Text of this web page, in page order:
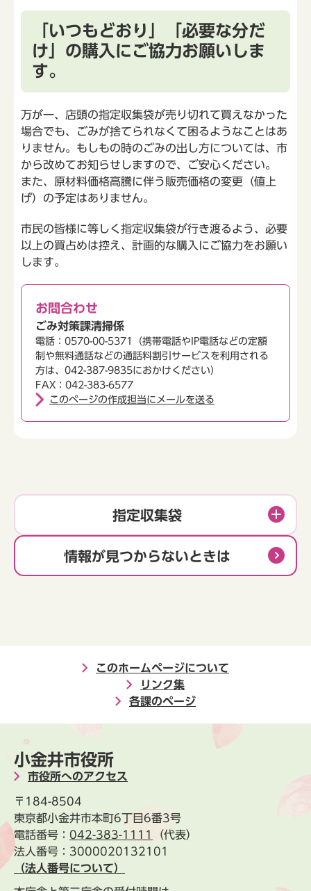
「いつもどおり」「必要な分だ
け」の購入にご協力お願いしま
す。
万が一、店頭の指定収集袋が売り切れて買えなかった
場合でも、ごみが捨てられなくて困るようなことはあ
りません。もしもの時のごみの出し方については、市
から改めてお知らせしますので、ご安心ください。
また、原材料価格高騰に伴う販売価格の変更（値上
げ）の予定はありません。
市民の皆様に等しく指定収集袋が行き渡るよう、必要
以上の買占めは控え、計画的な購入にご協力をお願い
します。
お問合わせ
ごみ対策課清掃係
電話：0570-00-5371（携帯電話やIP電話などの定額
制や無料通話などの通話料割引サービスを利用される
方は、042-387-9835におかけください）
FAX：042-383-6577
このページの作成担当にメールを送る
指定収集袋
情報が見つからないときは
このホームページについて
リンク集
各課のページ
小金井市役所
市役所へのアクセス
〒184-8504
東京都小金井市本町6丁目6番3号
電話番号： 042-383-1111
（代表）
法人番号：3000020132101
（法人番号について）